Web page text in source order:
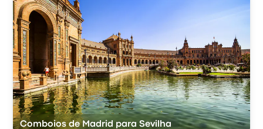
Comboios de Madrid para Sevilha